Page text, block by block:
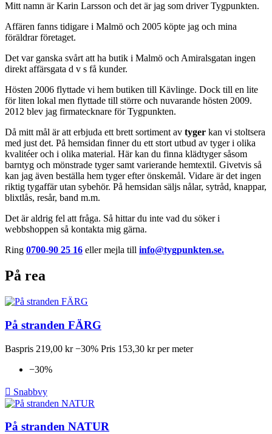
Mitt ​namn är Karin Larsson och det är jag som driver Tygpunkten.
Affären fanns tidigare i Malmö och 2005 köpte jag och mina
föräldrar företaget.
Det var ganska svårt att ha butik i Malmö och Amiralsgatan ingen
direkt affärsgata d v s få kunder.​
​​Hösten 2006 flyttade vi hem butiken till Kävlinge. Dock till en lite
för liten lokal men flyttade till större och nuvarande hösten 2009.
2012 blev jag firmatecknare för Tygpunkten.
​Då mitt mål är att erbjuda ett brett sortiment av tyger kan vi stoltsera
med just det. På hemsidan finner du ett stort utbud av tyger i olika
kvalitéer och i olika material. Här kan du finna klädtyger såsom
barntyg och mönstrade tyger samt varierande hemtextil. Givetvis så
kan jag även beställa hem tyger efter önskemål. Vidare är det ingen
riktig tygaffär utan sybehör. På hemsidan säljs nålar, sytråd, knappar,
blixtlås, resår, band m.m.
​Det är aldrig fel att fråga. Så hittar du inte vad du söker i
webbshoppen så kontakta mig gärna.
Ring 0700-90 25 16 eller mejla till info@tygpunkten.se.
På rea
På stranden FÄRG
Baspris 219,00 kr −30% Pris 153,30 kr per meter
−30%
 Snabbvy
På stranden NATUR